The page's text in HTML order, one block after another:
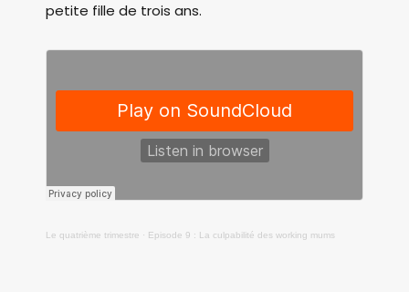
petite fille de trois ans.
Le quatrième trimestre · Episode 9 : La culpabilité des working mums